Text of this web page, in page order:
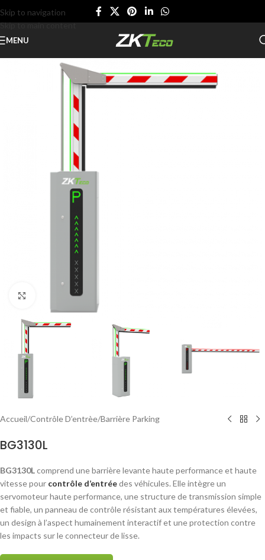
Skip to navigation
Skip to main content
MENU
Click to enlarge
Accueil/Contrôle D’entrèe/Barrière Parking
BG3130L
BG3130Lcomprend une barrière levante haute performance et haute
vitesse pour contrôle d’entréedes véhicules. Elle intègre un
servomoteur haute performance, une structure de transmission simple
et fiable, un panneau de contrôle résistant aux températures élevées,
un design à l’aspect humainement interactif et une protection contre
les impacts sur le connecteur de lisse.